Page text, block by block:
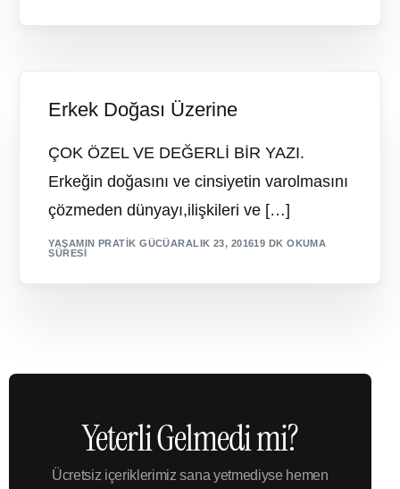
Erkek Doğası Üzerine
ÇOK ÖZEL VE DEĞERLİ BİR YAZI.
Erkeğin doğasını ve cinsiyetin varolmasını
çözmeden dünyayı,ilişkileri ve […]
YAŞAMIN PRATIK GÜCÜARALIK 23, 201619 DK OKUMA
SÜRESI
Yeterli Gelmedi mi?
Ücretsiz içeriklerimiz sana yetmediyse hemen